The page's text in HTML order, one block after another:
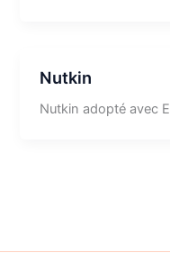
Nutkin
Nutkin adopté avec